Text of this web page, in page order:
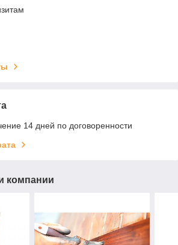
14 дней по договоренности
компании